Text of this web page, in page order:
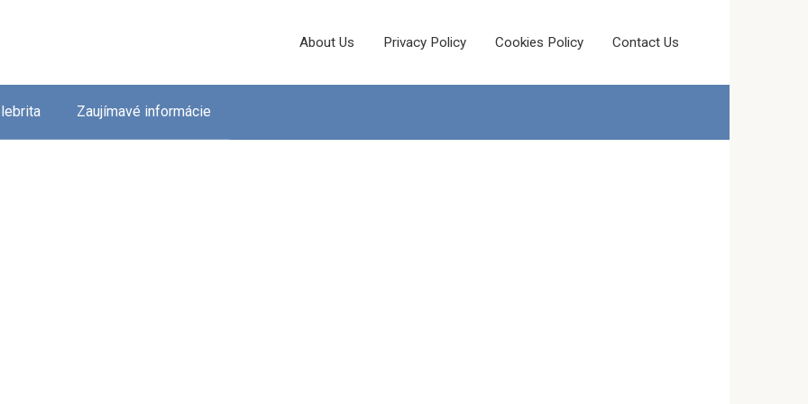
About Us Privacy Policy Cookies Policy Contact Us
Zaujímavé informácie